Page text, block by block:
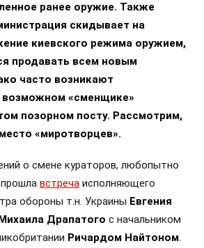
ранее оружие. Также
скидывает на
киевского режима оружием,
продавать всем новым
часто возникают
«сменщике»
позорном посту. Рассмотрим,
«миротворцев».
о смене кураторов, любопытно
встреча исполняющего
обороны т.н. Украины Евгения
Драпатого с начальником
Ричардом Найтоном.